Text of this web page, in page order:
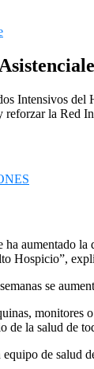
Intensivos del
la Red
ha aumentado
Hospicio”,
se
monitores
de la salud de
de salud